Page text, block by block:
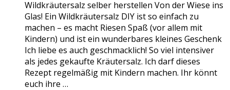
Wildkräutersalz selber herstellen Von der Wiese ins
Glas! Ein Wildkräutersalz DIY ist so einfach zu
machen – es macht Riesen Spaß (vor allem mit
Kindern) und ist ein wunderbares kleines Geschenk
Ich liebe es auch geschmacklich! So viel intensiver
als jedes gekaufte Kräutersalz. Ich darf dieses
Rezept regelmäßig mit Kindern machen. Ihr könnt
euch ihre …